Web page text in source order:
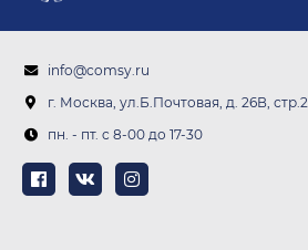
info@comsy.ru
г. Москва, ул.Б.Почтовая, д. 26В, стр.2
пн. - пт. c 8-00 до 17-30